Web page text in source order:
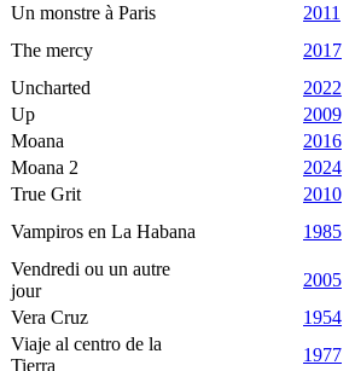
Un monstre à Paris
2011
The mercy
2017
Uncharted
2022
Up
2009
Moana
2016
Moana 2
2024
True Grit
2010
Vampiros en La Habana
1985
Vendredi ou un autre
jour
2005
Vera Cruz
1954
Viaje al centro de la
Tierra
1977